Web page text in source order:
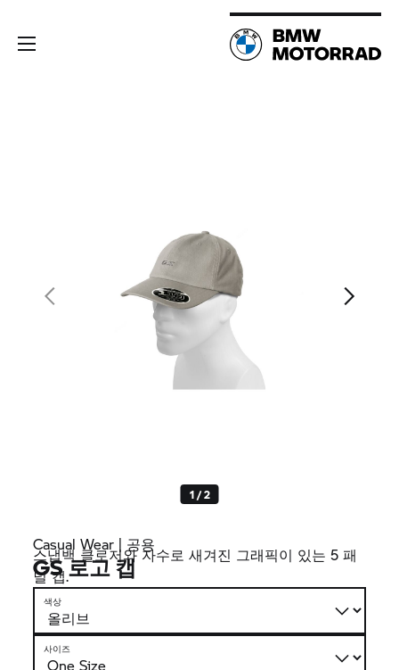
1 / 2
Casual Wear | 공용
GS 로고 캡
스냅백 클로저와 자수로 새겨진 그래픽이 있는 5 패
널 캡.
색상
사이즈